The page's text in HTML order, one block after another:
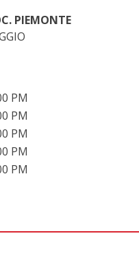
PIEMONTE
PM
PM
PM
PM
PM